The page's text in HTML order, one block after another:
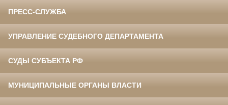
ПРЕСС-СЛУЖБА
УПРАВЛЕНИЕ СУДЕБНОГО ДЕПАРТАМЕНТА
СУДЫ СУБЪЕКТА РФ
МУНИЦИПАЛЬНЫЕ ОРГАНЫ ВЛАСТИ